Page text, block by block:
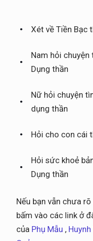
Xét về Tiền Bạc
Nam hỏi chuyện
Dụng thần
Nữ hỏi chuyện
dụng thần
Hỏi cho con cái
Hỏi sức khoẻ
Dụng thần
Nếu bạn vẫn chưa
bấm vào các link ở
của Phụ Mẫu ,